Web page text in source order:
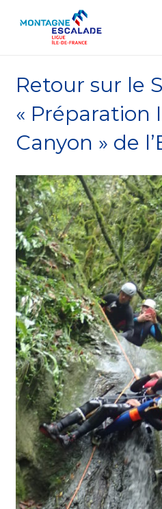
Retour sur le
« Préparation
Canyon » de